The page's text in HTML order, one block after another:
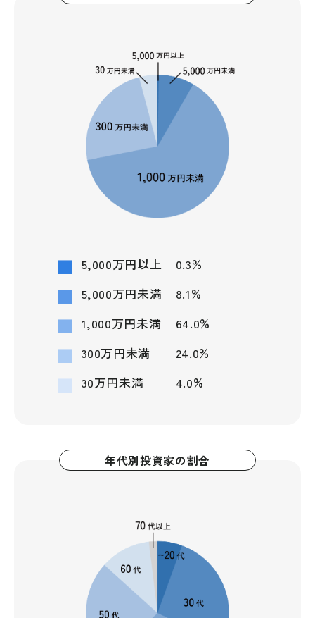
5,000万円以上 0.3%
5,000万円未満 8.1%
1,000万円未満 64.0%
300万円未満 24.0%
30万円未満 4.0%
年代別投資家の割合